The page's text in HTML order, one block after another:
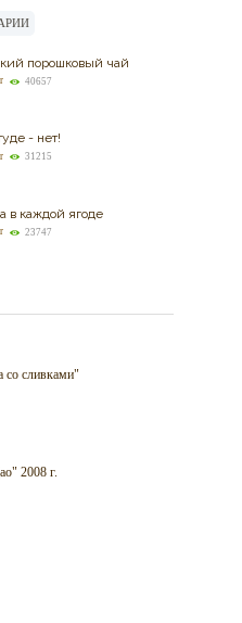
порошковый чай
40657
- нет!
31215
в каждой ягоде
23747
со сливками"
2008 г.